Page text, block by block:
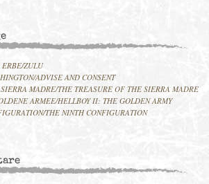
ZULU
ADVISE AND CONSENT
MADRE/THE TREASURE OF THE SIERRA MADRE
ARMEE/HELLBOY II: THE GOLDEN ARMY
THE NINTH CONFIGURATION